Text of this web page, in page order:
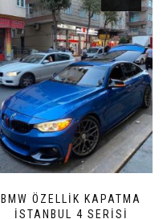
BMW ÖZELLİK KAPATMA
İSTANBUL 4 SERİSİ